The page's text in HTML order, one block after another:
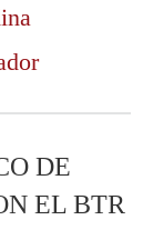
DE
EL BTR